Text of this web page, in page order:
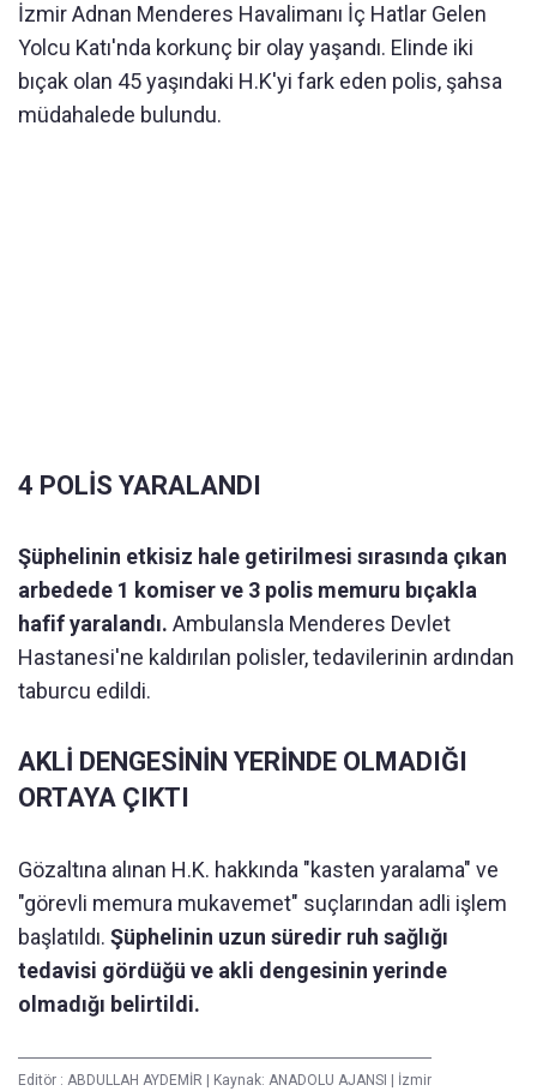
İzmir Adnan Menderes Havalimanı İç Hatlar Gelen
Yolcu Katı'nda korkunç bir olay yaşandı. Elinde iki
bıçak olan 45 yaşındaki H.K'yi fark eden polis, şahsa
müdahalede bulundu.
4 POLİS YARALANDI
Şüphelinin etkisiz hale getirilmesi sırasında çıkan
arbedede 1 komiser ve 3 polis memuru bıçakla
hafif yaralandı. Ambulansla Menderes Devlet
Hastanesi'ne kaldırılan polisler, tedavilerinin ardından
taburcu edildi.
AKLİ DENGESİNİN YERİNDE OLMADIĞI
ORTAYA ÇIKTI
Gözaltına alınan H.K. hakkında "kasten yaralama" ve
"görevli memura mukavemet" suçlarından adli işlem
başlatıldı. Şüphelinin uzun süredir ruh sağlığı
tedavisi gördüğü ve akli dengesinin yerinde
olmadığı belirtildi.
Editör : ABDULLAH AYDEMİR Kaynak: ANADOLU AJANSI İzmir